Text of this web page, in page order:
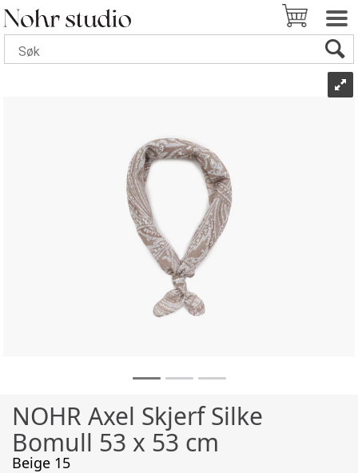
NOHR Axel Skjerf Silke
Bomull 53 x 53 cm
Beige 15